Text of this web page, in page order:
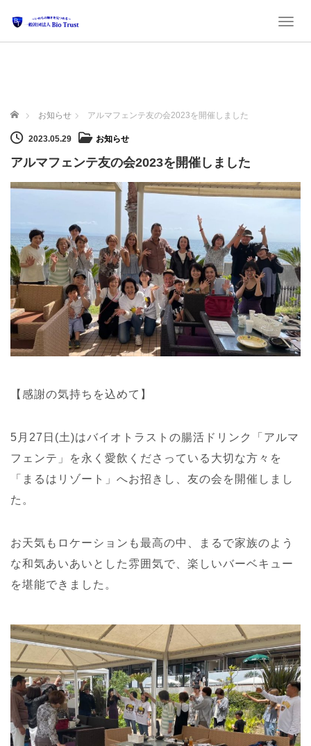
ホーム お知らせ アルマフェンテ友の会2023を開催しました
2023.05.29 お知らせ
アルマフェンテ友の会2023を開催しました
【感謝の気持ちを込めて】
5月27日(土)はバイオトラストの腸活ドリンク「アルマ
フェンテ」を永く愛飲くださっている大切な方々を
「まるはリゾート」へお招きし、友の会を開催しまし
た。
お天気もロケーションも最高の中、まるで家族のよう
な和気あいあいとした雰囲気で、楽しいバーベキュー
を堪能できました。